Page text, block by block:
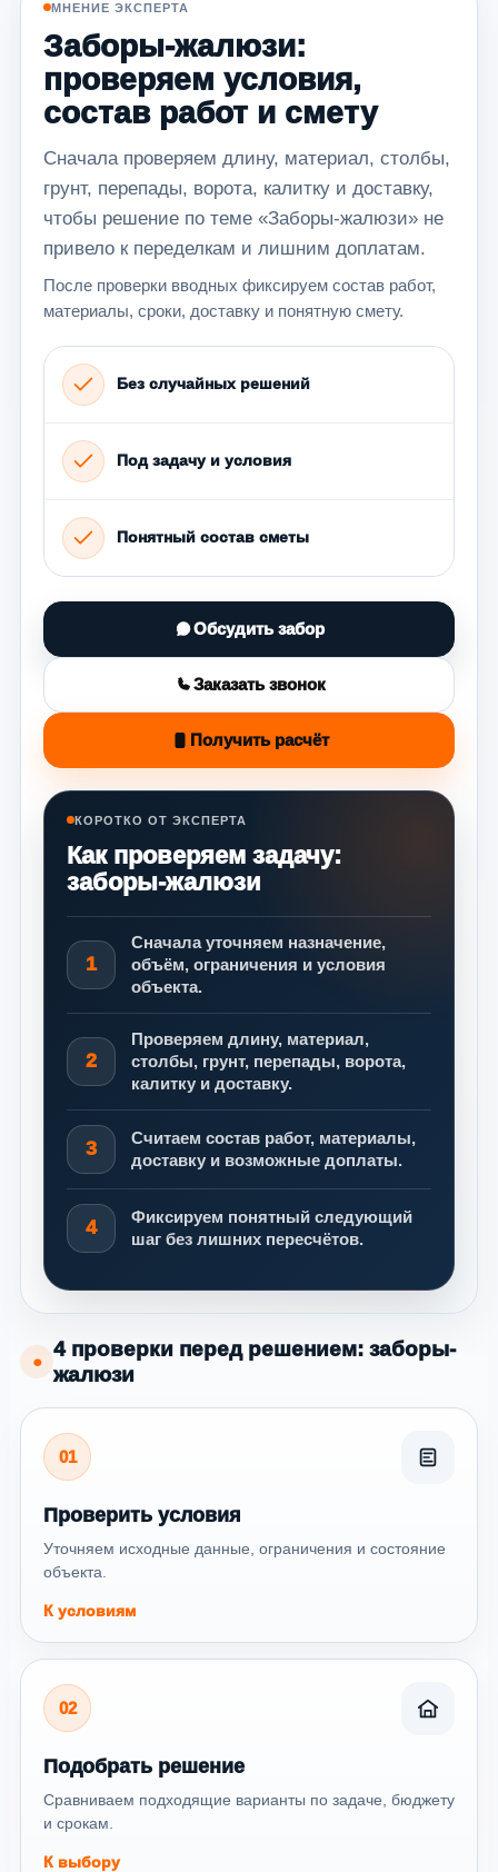
МНЕНИЕ ЭКСПЕРТА
Заборы-жалюзи:
проверяем условия,
состав работ и смету
Сначала проверяем длину, материал, столбы,
грунт, перепады, ворота, калитку и доставку,
чтобы решение по теме «Заборы-жалюзи» не
привело к переделкам и лишним доплатам.
После проверки вводных фиксируем состав работ,
материалы, сроки, доставку и понятную смету.
Без случайных решений
Под задачу и условия
Понятный состав сметы
Обсудить забор
Заказать звонок
Получить расчёт
КОРОТКО ОТ ЭКСПЕРТА
Как проверяем задачу:
заборы-жалюзи
1
Сначала уточняем назначение,
объём, ограничения и условия
объекта.
2
Проверяем длину, материал,
столбы, грунт, перепады, ворота,
калитку и доставку.
3
Считаем состав работ, материалы,
доставку и возможные доплаты.
4
Фиксируем понятный следующий
шаг без лишних пересчётов.
●
4 проверки перед решением: заборы-
жалюзи
01
Проверить условия
Уточняем исходные данные, ограничения и состояние
объекта.
К условиям
02
Подобрать решение
Сравниваем подходящие варианты по задаче, бюджету
и срокам.
К выбору